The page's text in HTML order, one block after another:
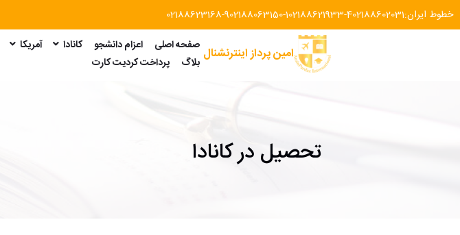
خطوط ایران: 02188623168-902188063150-102188621933-402188602031
امین پرداز اینترنشنال صفحه اصلی اعزام دانشجو کانادا آمریکا
بلاگ
پرداخت کردیت کارت
تحصیل در کانادا